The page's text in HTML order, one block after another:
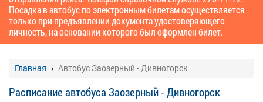
Посадка в автобус по электронным билетам осуществляется
только при предъявлении документа удостоверяющего
личность, на основании которого был оформлен билет.
Главная Автобус Заозерный - Дивногорск
Расписание автобуса Заозерный - Дивногорск